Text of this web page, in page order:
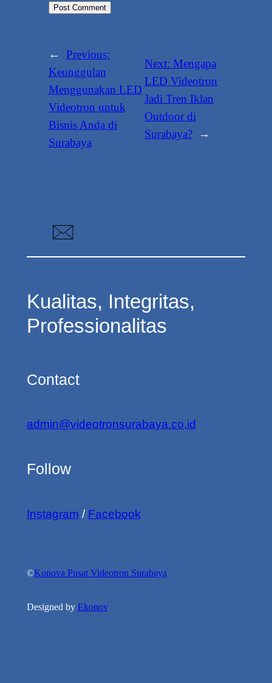
←
Previous:
Keunggulan
Menggunakan LED
Videotron untuk
Bisnis Anda di
Surabaya
Next: Mengapa
LED Videotron
Jadi Tren Iklan
Outdoor di
Surabaya?
→
Kualitas, Integritas,
Professionalitas
Contact
admin@videotronsurabaya.co,id
Follow
Instagram / Facebook
©Konova Pusat Videotron Surabaya
Designed by Ekonov